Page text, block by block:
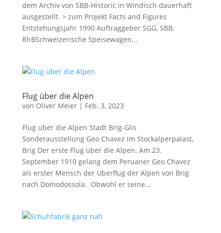
dem Archiv von SBB-Historic in Windisch dauerhaft
ausgestellt. > zum Projekt Facts and Figures
Entstehungsjahr 1990 Auftraggeber SGG, SBB,
RhBSchweizerische Speisewagen...
Flug über die Alpen
von Oliver Meier| Feb. 3, 2023
Flug über die Alpen Stadt Brig-Glis
Sonderausstellung Geo Chavez im Stockalperpalast,
Brig Der erste Flug über die Alpen. Am 23.
September 1910 gelang dem Peruaner Geo Chavez
als erster Mensch der Überflug der Alpen von Brig
nach Domodossola. Obwohl er seine...